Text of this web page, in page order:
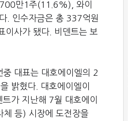
만1주(11.6%), 와이
. 인수자금은 총 337억원
이사가 됐다. 비덴트는 보
대표는 대호에이엘의 2
밝혔다. 대호에이엘이
가 지난해 7월 대호에이
체 등) 시장에 도전장을